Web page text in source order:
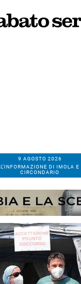
9 AGOSTO 2026
L’INFORMAZIONE DI IMOLA E
CIRCONDARIO